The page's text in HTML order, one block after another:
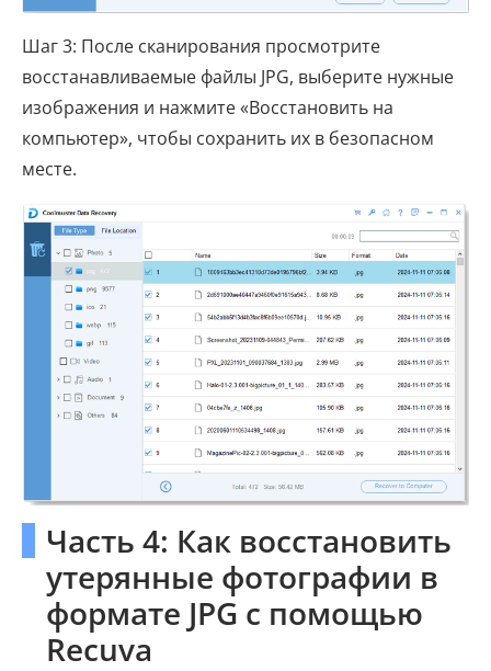
Шаг 3: После сканирования просмотрите
восстанавливаемые файлы JPG, выберите нужные
изображения и нажмите «Восстановить на
компьютер», чтобы сохранить их в безопасном
месте.
Часть 4: Как восстановить
утерянные фотографии в
формате JPG с помощью
Recuva